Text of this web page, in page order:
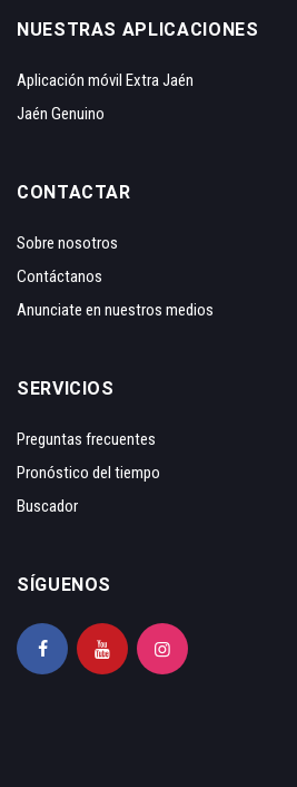
NUESTRAS APLICACIONES
Aplicación móvil Extra Jaén
Jaén Genuino
CONTACTAR
Sobre nosotros
Contáctanos
Anunciate en nuestros medios
SERVICIOS
Preguntas frecuentes
Pronóstico del tiempo
Buscador
SÍGUENOS